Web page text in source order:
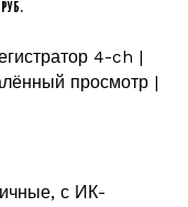
РУБ.
4-ch |
просмотр |
с ИК-